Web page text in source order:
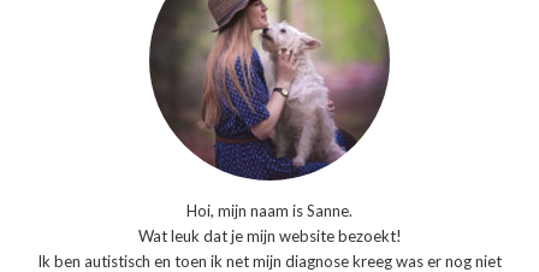
Hoi, mijn naam is Sanne.
Wat leuk dat je mijn website bezoekt!
Ik ben autistisch en toen ik net mijn diagnose kreeg was er nog niet